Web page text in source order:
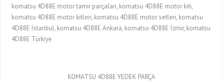
komatsu 4D88E motor tamir parçaları, komatsu 4D88E motor kiti,
komatsu 4D88E motor kitleri, komatsu 4D88E motor setleri, komatsu
4D88E İstanbul, komatsu 4D88E Ankara, komatsu 4D88E İzmir, komatsu
4D88E Türkiye
KOMATSU 4D88E YEDEK PARÇA